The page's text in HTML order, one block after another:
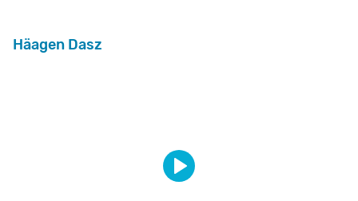
Häagen Dasz